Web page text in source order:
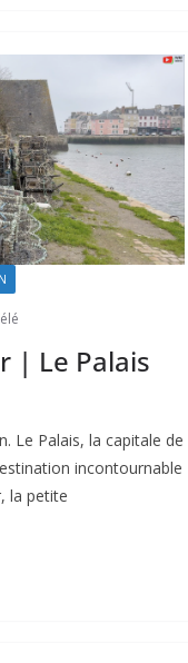
| Le Palais
Le Palais, la capitale de
incontournable
la petite